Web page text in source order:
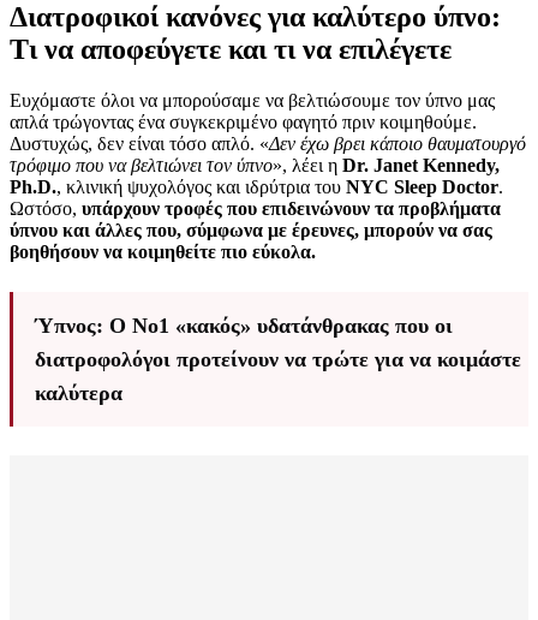
Διατροφικοί κανόνες για καλύτερο ύπνο:
Τι να αποφεύγετε και τι να επιλέγετε
Ευχόμαστε όλοι να μπορούσαμε να βελτιώσουμε τον ύπνο μας
απλά τρώγοντας ένα συγκεκριμένο φαγητό πριν κοιμηθούμε.
Δυστυχώς, δεν είναι τόσο απλό. «Δεν έχω βρει κάποιο θαυματουργό
τρόφιμο που να βελτιώνει τον ύπνο», λέει η Dr. Janet Kennedy,
Ph.D., κλινική ψυχολόγος και ιδρύτρια του NYC Sleep Doctor.
Ωστόσο, υπάρχουν τροφές που επιδεινώνουν τα προβλήματα
ύπνου και άλλες που, σύμφωνα με έρευνες, μπορούν να σας
βοηθήσουν να κοιμηθείτε πιο εύκολα.
Ύπνος: Ο Νο1 «κακός» υδατάνθρακας που οι
διατροφολόγοι προτείνουν να τρώτε για να κοιμάστε
καλύτερα